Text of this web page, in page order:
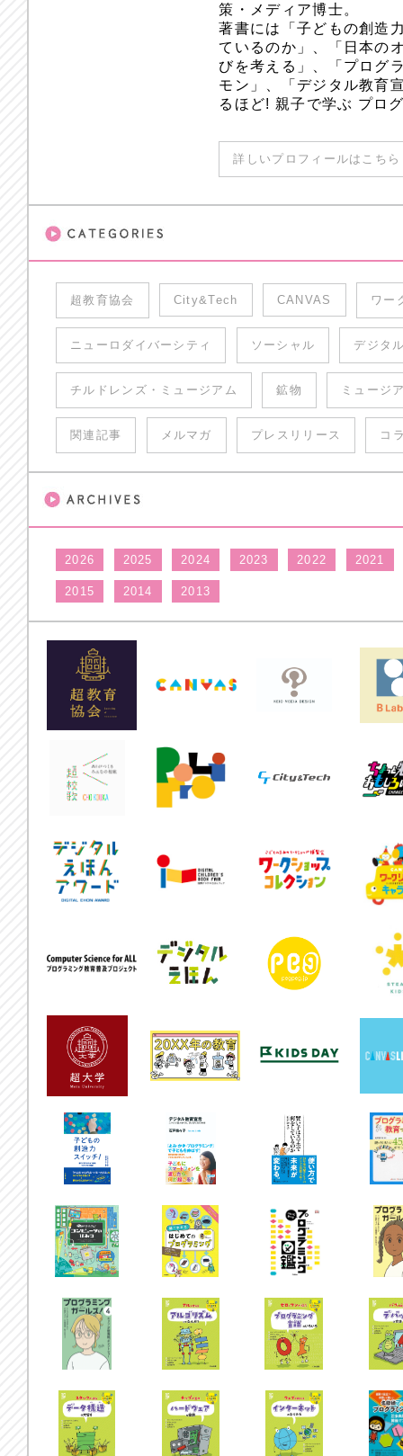
策・メディア博士。
著書には「子どもの創造
ているのか」、「日本の
びを考える」、「プログ
モン」、「デジタル教育
るほど! 親子で学ぶ プロ
詳しいプロフィールはこち
超教育協会 City&Tech CANVAS ワー
ニューロダイバーシティ ソーシャル デジタ
チルドレンズ・ミュージアム 鉱物 ミュージ
関連記事 メルマガ プレスリリース コ
2026 2025 2024 2023 2022 2021
2015 2014 2013